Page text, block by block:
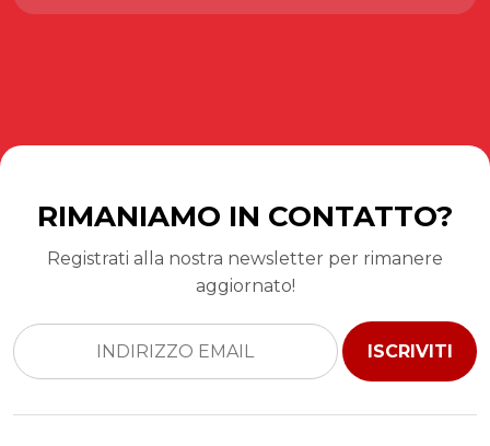
RIMANIAMO IN CONTATTO?
Registrati alla nostra newsletter per rimanere
aggiornato!
ISCRIVITI